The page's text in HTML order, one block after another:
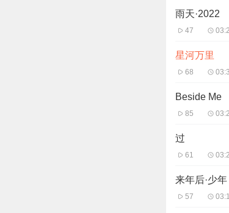
雨天·2022
47
星河万里
68
Beside Me
85
过
61
来年后·少年
57